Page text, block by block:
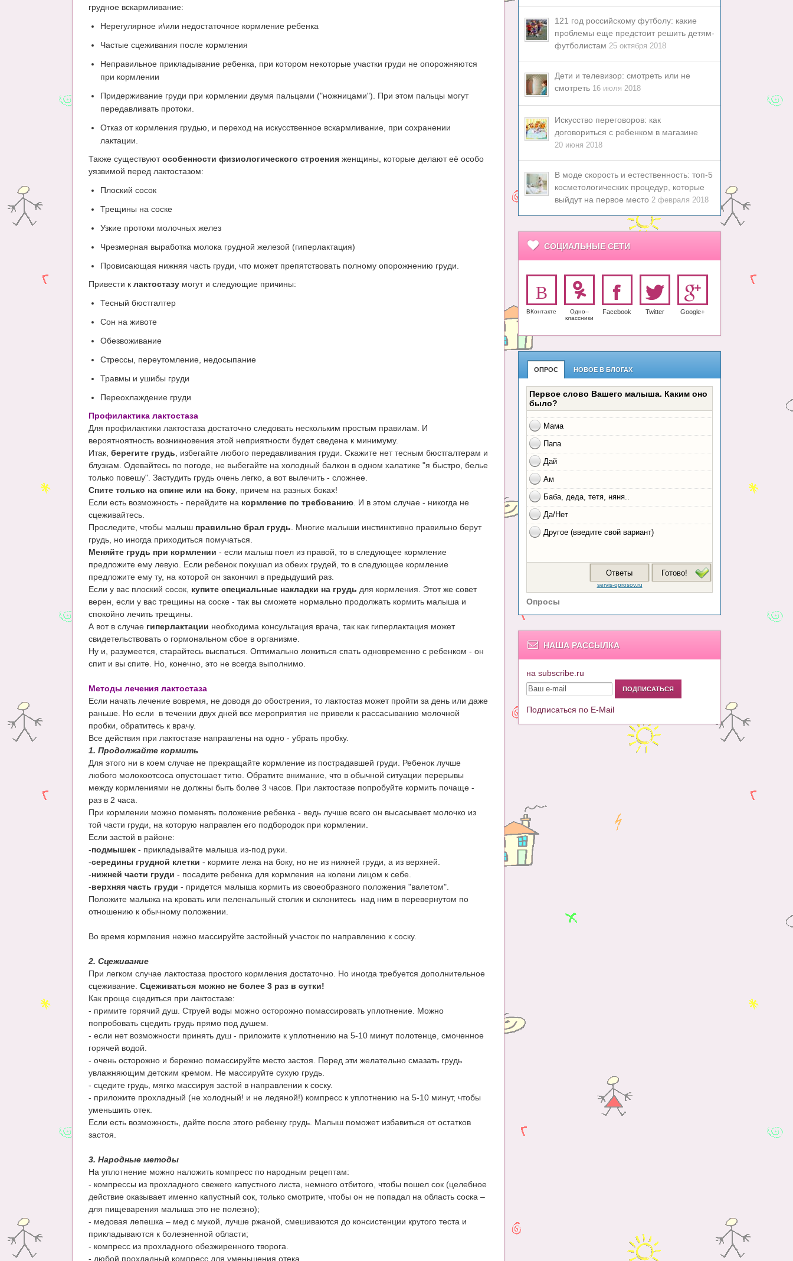
грудное вскармливание:
Нерегулярное и\или недостаточное кормление ребенка
Частые сцеживания после кормления
Неправильное прикладывание ребенка, при котором некоторые участки груди не опорожняются
при кормлении
Придерживание груди при кормлении двумя пальцами ("ножницами"). При этом пальцы могут
передавливать протоки.
Отказ от кормления грудью, и переход на искусственное вскармливание, при сохранении
лактации.
Также существуютособенности физиологического строения женщины, которые делают её особо
уязвимой перед лактостазом:
Плоский сосок
Трещины на соске
Узкие протоки молочных желез
Чрезмерная выработка молока грудной железой (гиперлактация)
Провисающая нижняя часть груди, что может препятствовать полному опорожнению груди.
Привести к лактостазу могут и следующие причины:
Тесный бюстгалтер
Сон на животе
Обезвоживание
Стрессы, переутомление, недосыпание
Травмы и ушибы груди
Переохлаждение груди
Профилактика лактостаза
Для профилактики лактостаза достаточно следовать нескольким простым правилам. И
вероятноятность возникновения этой неприятности будет сведена к минимуму.
Итак, берегите грудь , избегайте любого передавливания груди. Скажите нет тесным бюстгалтерам и
блузкам. Одевайтесь по погоде, не выбегайте на холодный балкон в одном халатике "я быстро, белье
только повешу". Застудить грудь очень легко, а вот вылечить - сложнее.
Спите только на спине или на боку , причем на разных боках!
Если есть возможность - перейдите на кормление по требованию . И в этом случае - никогда не
сцеживайтесь.
Проследите, чтобы малыш правильно брал грудь . Многие малыши инстинктивно правильно берут
грудь, но иногда приходиться помучаться.
Меняйте грудь при кормлении - если малыш поел из правой, то в следующее кормление
предложите ему левую. Если ребенок покушал из обеих грудей, то в следующее кормление
предложите ему ту, на которой он закончил в предыдуший раз.
Если у вас плоский сосок, купите специальные накладки на грудь для кормления. Этот же совет
верен, если у вас трещины на соске - так вы сможете нормально продолжать кормить малыша и
спокойно лечить трещины.
А вот в случае гиперлактации необходима консультация врача, так как гиперлактация может
свидетельствовать о гормональном сбое в организме.
Ну и, разумеется, старайтесь выспаться. Оптимально ложиться спать одновременно с ребенком - он
спит и вы спите. Но, конечно, это не всегда выполнимо.
Методы лечения лактостаза
Если начать лечение вовремя, не доводя до обострения, то лактостаз может пройти за день или даже
раньше. Но если в течении двух дней все мероприятия не привели к рассасыванию молочной
пробки, обратитесь к врачу.
Все действия при лактостазе направлены на одно - убрать пробку.
1. Продолжайте кормить
Для этого ни в коем случае не прекращайте кормление из пострадавшей груди. Ребенок лучше
любого молокоотсоса опустошает титю. Обратите внимание, что в обычной ситуации перерывы
между кормлениями не должны быть более 3 часов. При лактостазе попробуйте кормить почаще -
раз в 2 часа.
При кормлении можно поменять положение ребенка - ведь лучше всего он высасывает молочко из
той части груди, на которую направлен его подбородок при кормлении.
Если застой в районе:
-подмышек - прикладывайте малыша из-под руки.
-середины грудной клетки - кормите лежа на боку, но не из нижней груди, а из верхней.
-нижней части груди - посадите ребенка для кормления на колени лицом к себе.
-верхняя часть груди - придется малыша кормить из своеобразного положения "валетом".
Положите малыжа на кровать или пеленальный столик и склонитесь над ним в перевернутом по
отношению к обычному положении.
Во время кормления нежно массируйте застойный участок по направлению к соску.
2. Сцеживание
При легком случае лактостаза простого кормления достаточно. Но иногда требуется дополнительное
сцеживание. Сцеживаться можно не более 3 раз в сутки!
Как проще сцедиться при лактостазе:
- примите горячий душ. Струей воды можно осторожно помассировать уплотнение. Можно
попробовать сцедить грудь прямо под душем.
- если нет возможности принять душ - приложите к уплотнению на 5-10 минут полотенце, смоченное
горячей водой.
- очень осторожно и бережно помассируйте место застоя. Перед эти желательно смазать грудь
увлажняющим детским кремом. Не массируйте сухую грудь.
- сцедите грудь, мягко массируя застой в направлении к соску.
- приложите прохладный (не холодный! и не ледяной!) компресс к уплотнению на 5-10 минут, чтобы
уменьшить отек.
Если есть возможность, дайте после этого ребенку грудь. Малыш поможет избавиться от остатков
застоя.
3. Народные методы
На уплотнение можно наложить компресс по народным рецептам:
- компрессы из прохладного свежего капустного листа, немного отбитого, чтобы пошел сок (целебное
действие оказывает именно капустный сок, только смотрите, чтобы он не попадал на область соска –
для пищеварения малыша это не полезно);
- медовая лепешка – мед с мукой, лучше ржаной, смешиваются до консистенции крутого теста и
прикладываются к болезненной области;
- компресс из прохладного обезжиренного творога.
- любой прохладный компресс для уменьшения отека.
121 год российскому футболу: какие
проблемы еще предстоит решить детям-
футболистам 25 октября 2018
Дети и телевизор: смотреть или не
смотреть 16 июля 2018
Искусство переговоров: как
договориться с ребенком в магазине
20 июня 2018
В моде скорость и естественность: топ-5
косметологических процедур, которые
выйдут на первое место 2 февраля 2018
СОЦИАЛЬНЫЕ СЕТИ
ВКонтакте
Одно-­
класс­ники
Facebook Twitter Google+
ОПРОС НОВОЕ В БЛОГАХ
Опросы
НАША РАССЫЛКА
на subscribe.ru
Подписаться по E-Mail